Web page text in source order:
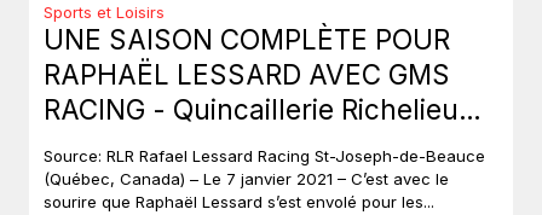
Sports et Loisirs
UNE SAISON COMPLÈTE POUR
RAPHAËL LESSARD AVEC GMS
RACING - Quincaillerie Richelieu
renouvelle son partenariat
Source: RLR Rafael Lessard Racing St-Joseph-de-Beauce
(Québec, Canada) – Le 7 janvier 2021 – C’est avec le
sourire que Raphaël Lessard s’est envolé pour les...